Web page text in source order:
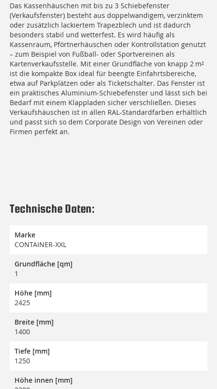
Das Kassenhäuschen mit bis zu 3 Schiebefenster
(Verkaufsfenster) besteht aus doppelwandigem, verzinktem
oder zusätzlich lackiertem Trapezblech und ist dadurch
besonders stabil und wetterfest. Es wird häufig als
Kassenraum, Pförtnerhäuschen oder Kontrollstation genutzt
– zum Beispiel von Fußball- oder Sportvereinen als
Kartenverkaufsstelle. Mit einer Grundfläche von knapp 2 m²
ist die kompakte Box ideal für beengte Einfahrtsbereiche,
etwa auf Parkplätzen oder als Ticketschalter. Das Fenster ist
ein praktisches Aluminium-Schiebefenster und lässt sich bei
Bedarf mit einem Klappladen sicher verschließen. Dieses
Verkaufshäuschen ist in allen RAL-Standardfarben erhältlich
und passt sich so dem Corporate Design von Vereinen oder
Firmen perfekt an.
Technische Daten:
Marke
CONTAINER-XXL
Grundfläche [qm]
1
Höhe [mm]
2425
Breite [mm]
1400
Tiefe [mm]
1250
Höhe innen [mm]